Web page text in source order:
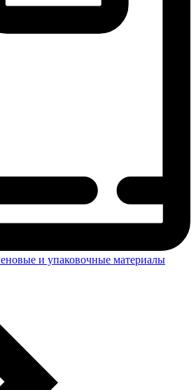
и упаковочные материалы